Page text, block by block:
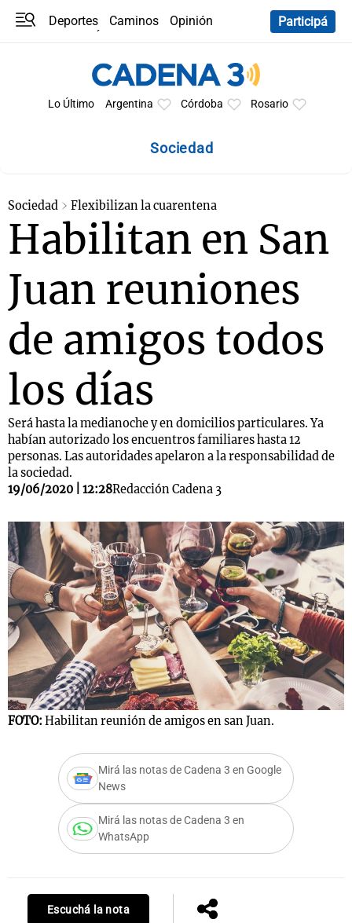
Deportes Caminos
Opinión
Participá
Lo Último Argentina Córdoba Rosario
Sociedad
Sociedad Flexibilizan la cuarentena
Habilitan en San
Juan reuniones
de amigos todos
los días
Será hasta la medianoche y en domicilios particulares. Ya
habían autorizado los encuentros familiares hasta 12
personas. Las autoridades apelaron a la responsabilidad de
la sociedad.
19/06/2020 | 12:28Redacción Cadena 3
FOTO: Habilitan reunión de amigos en san Juan.
Mirá las notas de Cadena 3 en Google
News
Mirá las notas de Cadena 3 en
WhatsApp
Escuchá la nota
Notas
Mundial 2026
Notas
La Sole en
Cadena 3